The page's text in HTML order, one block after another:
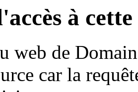
à
web de
car la